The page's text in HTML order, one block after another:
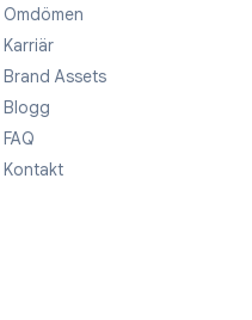
Omdömen
Karriär
Brand Assets
Blogg
FAQ
Kontakt